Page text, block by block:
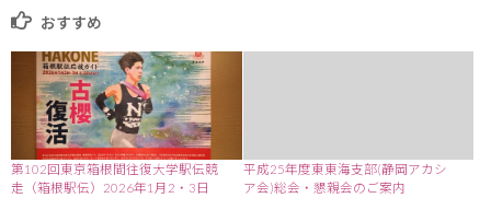
おすすめ
第102回東京箱根間往復大学駅伝競
走（箱根駅伝）2026年1月2・3日
平成25年度東東海支部(静岡アカシ
ア会)総会・懇親会のご案内